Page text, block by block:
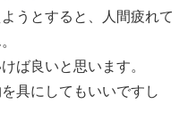
うとすると、人間疲れて
ば良いと思います。
具にしてもいいですし